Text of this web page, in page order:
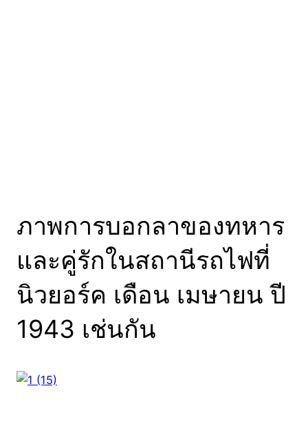
ภาพการบอกลาของทหาร
และคู่รักในสถานีรถไฟที่
นิวยอร์ค เดือน เมษายน ปี
1943 เช่นกัน